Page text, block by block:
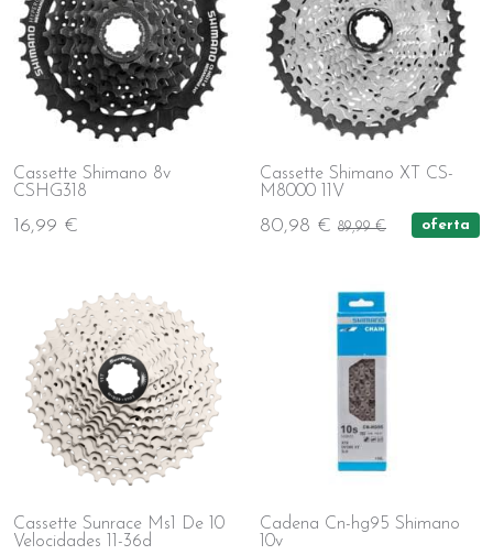
Cassette Shimano 8v
CSHG318
16,99 €
Cassette Shimano XT CS-
M8000 11V
80,98 € 89,99 € oferta
Cassette Sunrace Ms1 De 10
Velocidades 11-36d
Cadena Cn-hg95 Shimano
10v